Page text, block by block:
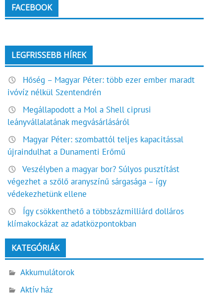
FACEBOOK
LEGFRISSEBB HÍREK
Hőség – Magyar Péter: több ezer ember maradt
ivóvíz nélkül Szentendrén
Megállapodott a Mol a Shell ciprusi
leányvállalatának megvásárlásáról
Magyar Péter: szombattól teljes kapacitással
újraindulhat a Dunamenti Erőmű
Veszélyben a magyar bor? Súlyos pusztítást
végezhet a szőlő aranyszínű sárgasága – így
védekezhetünk ellene
Így csökkenthető a többszázmilliárd dolláros
klímakockázat az adatközpontokban
KATEGÓRIÁK
Akkumulátorok
Aktív ház